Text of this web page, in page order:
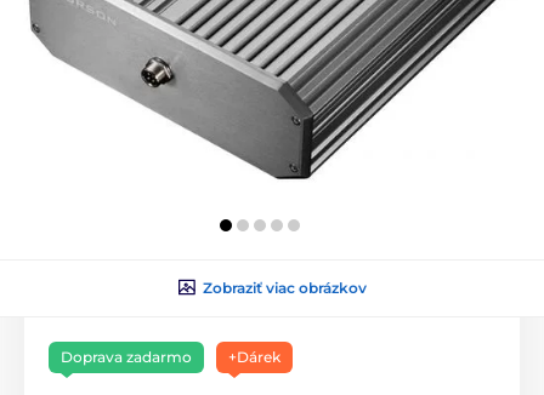
Zobraziť viac obrázkov
Doprava zadarmo +Dárek